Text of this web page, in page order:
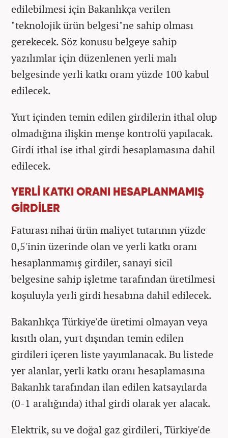
edilebilmesi için Bakanlıkça verilen
"teknolojik ürün belgesi"ne sahip olması
gerekecek. Söz konusu belgeye sahip
yazılımlar için düzenlenen yerli malı
belgesinde yerli katkı oranı yüzde 100 kabul
edilecek.
Yurt içinden temin edilen girdilerin ithal olup
olmadığına ilişkin menşe kontrolü yapılacak.
Girdi ithal ise ithal girdi hesaplamasına dahil
edilecek.
YERLİ KATKI ORANI HESAPLANMAMIŞ
GİRDİLER
Faturası nihai ürün maliyet tutarının yüzde
0,5'inin üzerinde olan ve yerli katkı oranı
hesaplanmamış girdiler, sanayi sicil
belgesine sahip işletme tarafından üretilmesi
koşuluyla yerli girdi hesabına dahil edilecek.
Bakanlıkça Türkiye'de üretimi olmayan veya
kısıtlı olan, yurt dışından temin edilen
girdileri içeren liste yayımlanacak. Bu listede
yer alanlar, yerli katkı oranı hesaplamasına
Bakanlık tarafından ilan edilen katsayılarda
(0-1 aralığında) ithal girdi olarak yer alacak.
Elektrik, su ve doğal gaz girdileri, Türkiye'de